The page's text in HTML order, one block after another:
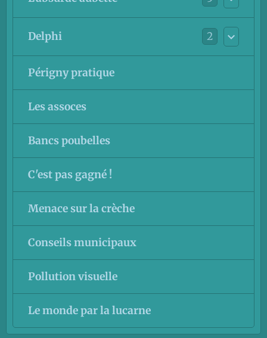
Delphi 2
Périgny pratique
Les assoces
Bancs poubelles
C'est pas gagné !
Menace sur la crèche
Conseils municipaux
Pollution visuelle
Le monde par la lucarne